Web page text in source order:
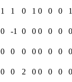
1 1 0 1 0 0 0 1
0 -1 0 0 0 0 0 0
0 0 0 0 0 0 0 0
0 0 2 0 0 0 0 0